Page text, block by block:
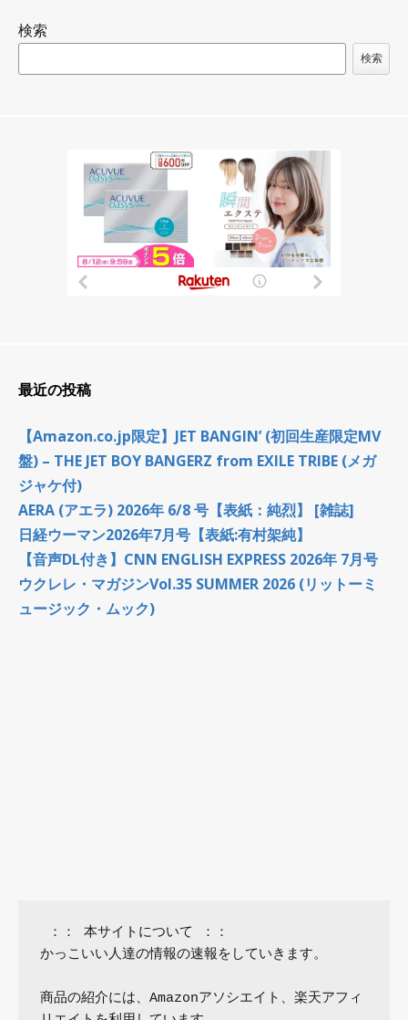
ー
検索
検索
最近の投稿
【Amazon.co.jp限定】JET BANGIN’ (初回生産限定MV
盤) – THE JET BOY BANGERZ from EXILE TRIBE (メガ
ジャケ付)
AERA (アエラ) 2026年 6/8 号【表紙：純烈】 [雑誌]
日経ウーマン2026年7月号【表紙:有村架純】
【音声DL付き】CNN ENGLISH EXPRESS 2026年 7月号
ウクレレ・マガジンVol.35 SUMMER 2026 (リットーミ
ュージック・ムック)
かっこいい人達の情報の速報をしていきます。
商品の紹介には、Amazonアソシエイト、楽天アフィ